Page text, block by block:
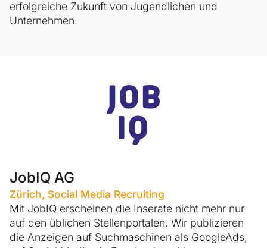
erfolgreiche Zukunft von Jugendlichen und
Unternehmen.
JobIQ AG
Zürich, Social Media Recruiting
Mit JobIQ erscheinen die Inserate nicht mehr nur
auf den üblichen Stellen­portalen. Wir publizieren
die Anzeigen auf Suchmaschinen als GoogleAds,